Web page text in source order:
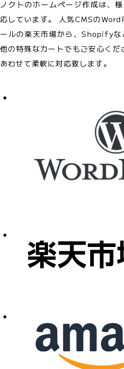
ノクトのホームページ作成は、
応しています。 人気CMSの
ールの楽天市場から、Shopifyな
他の特殊なカートでもご安心く
あわせて柔軟に対応致します。